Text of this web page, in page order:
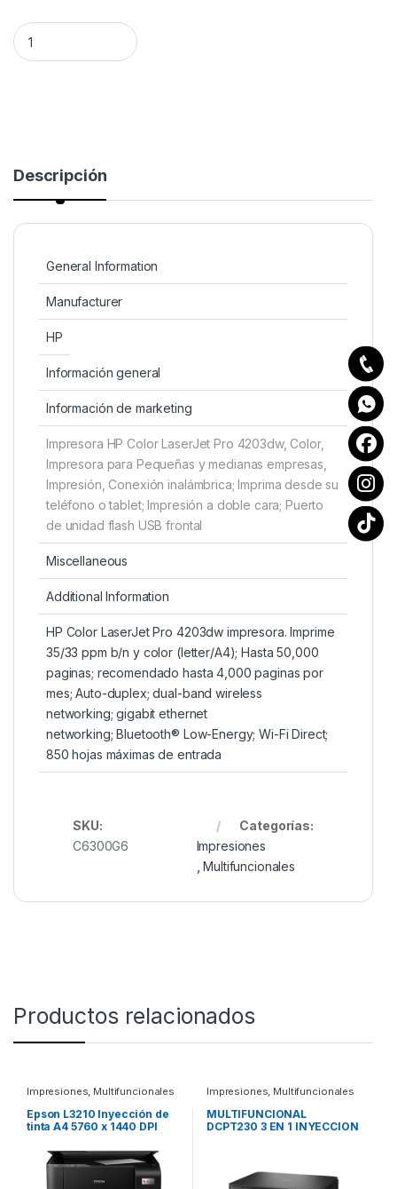
HP COLOR LASERJETPRO 4203DW . quantity
Descripción
General Information
Manufacturer
HP
Información general
Información de marketing
Impresora HP Color LaserJet Pro 4203dw, Color,
Impresora para Pequeñas y medianas empresas,
Impresión, Conexión inalámbrica; Imprima desde su
teléfono o tablet; Impresión a doble cara; Puerto
de unidad flash USB frontal
Miscellaneous
Additional Information
HP Color LaserJet Pro 4203dw impresora. Imprime
35/33 ppm b/n y color (letter/A4); Hasta 50,000
paginas; recomendado hasta 4,000 paginas por
mes; Auto-duplex; dual-band wireless
networking; gigabit ethernet
networking; Bluetooth® Low-Energy; Wi-Fi Direct;
850 hojas máximas de entrada
SKU:
C6300G6
Categorías:
Impresiones
,Multifuncionales
Productos relacionados
Impresiones, Multifuncionales
Epson L3210 Inyección de
tinta A4 5760 x 1440 DPI
Impresiones, Multifuncionales
MULTIFUNCIONAL
DCPT230 3 EN 1 INYECCION